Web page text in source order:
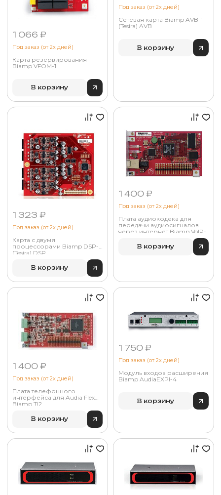
1 066 ₽
Под заказ (от 2х дней)
Карта резервирования
Biamp VFOM-1
В корзину
Под заказ (от 2х дней)
Сетевая карта Biamp AVB-1
(Tesira) AVB
В корзину
1 323 ₽
Под заказ (от 2х дней)
Карта с двумя
процессорами Biamp DSP-2
(Tesira) DSP
В корзину
1 400 ₽
Под заказ (от 2х дней)
Плата аудиокодека для
передачи аудиосигналов
через интернет Biamp VoIP-
В корзину
1 400 ₽
Под заказ (от 2х дней)
Плата телефонного
интерфейса для Audia Flex
Biamp TI2
В корзину
1 750 ₽
Под заказ (от 2х дней)
Модуль входов расширения
Biamp AudiaEXPI-4
В корзину